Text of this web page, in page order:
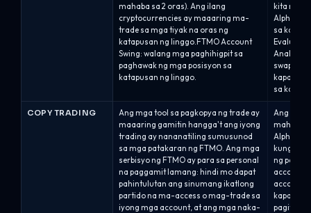
mahaba sa 2 oras). Ang ilang
cryptocurrencies ay maaaring ma-
trade sa mga tiyak na oras ng
katapusan ng linggo.FTMO Account
Swing: walang mga paghihigpit sa
paghawak ng mga posisyon sa
katapusan ng linggo.
kita na
Alpha
sa
Analyst
swap/
kapag
sa
COPY TRADING
Ang mga tool sa pagkopya ng trade ay
maaaring gamitin hangga't ang iyong
trading ay nananatiling sumusunod
sa mga patakaran ng FTMO. Ang mga
serbisyo ng FTMO ay para sa personal
na paggamit lamang: hindi mo dapat
pahintulutan ang sinumang ikatlong
partido na ma-access o mag-trade sa
iyong mga account, at ang mga naka-
Ang
mahigpit
Alpha
kung
ng
account
account/
kapag
pagitan